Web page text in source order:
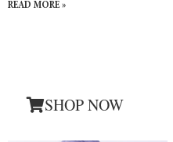
READ MORE »
SHOP NOW